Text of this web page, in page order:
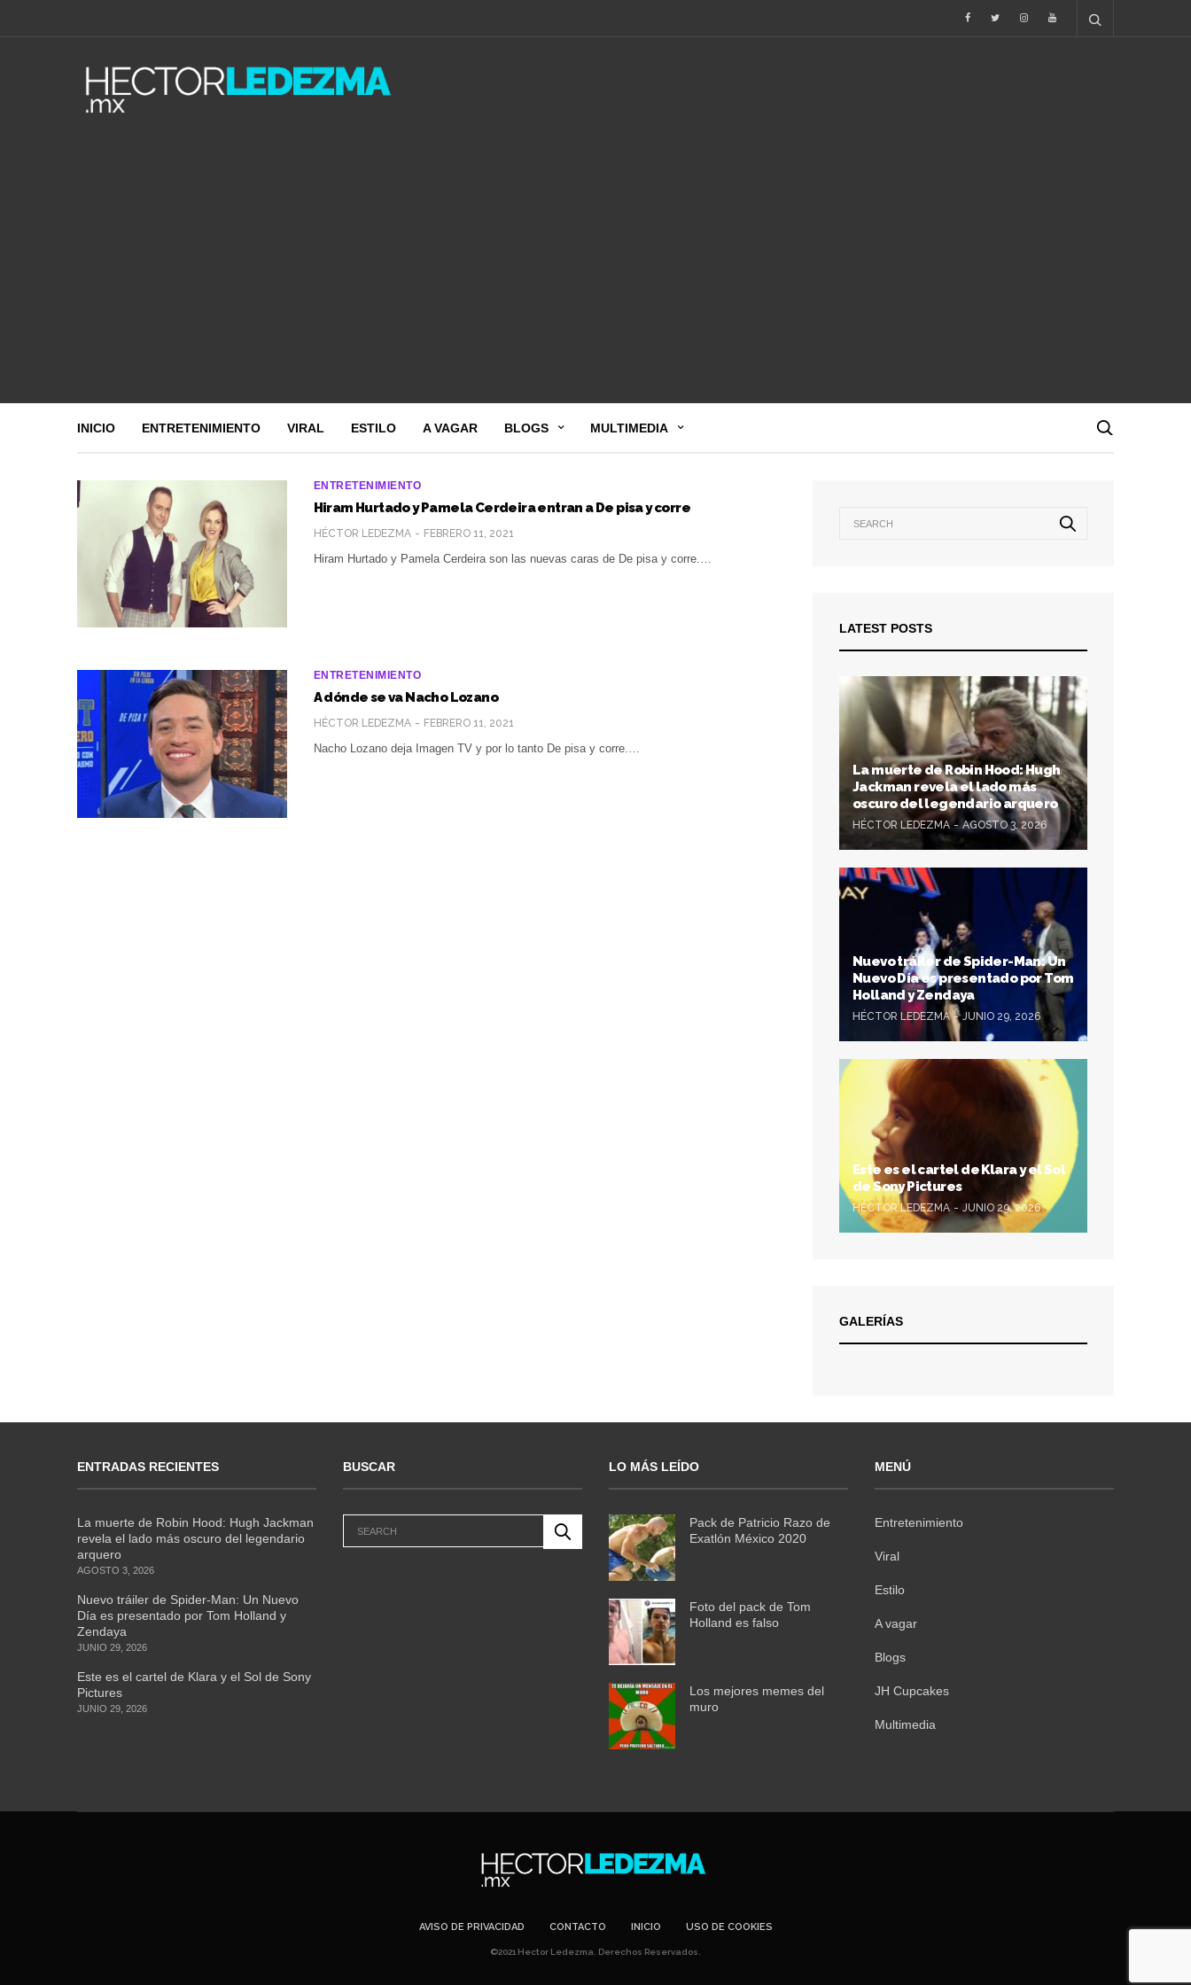
INICIO ENTRETENIMIENTO VIRAL ESTILO A VAGAR BLOGS MULTIMEDIA
ENTRETENIMIENTO
Hiram Hurtado y Pamela Cerdeira entran a De pisa y corre
HÉCTOR LEDEZMA FEBRERO 11, 2021
Hiram Hurtado y Pamela Cerdeira son las nuevas caras de De pisa y corre.…
ENTRETENIMIENTO
A dónde se va Nacho Lozano
HÉCTOR LEDEZMA FEBRERO 11, 2021
Nacho Lozano deja Imagen TV y por lo tanto De pisa y corre.…
LATEST POSTS
La muerte de Robin Hood: Hugh
Jackman revela el lado más
oscuro del legendario arquero
HÉCTOR LEDEZMA AGOSTO 3, 2026
Nuevo tráiler de Spider-Man: Un
Nuevo Día es presentado por Tom
Holland y Zendaya
HÉCTOR LEDEZMA JUNIO 29, 2026
Este es el cartel de Klara y el Sol
de Sony Pictures
HÉCTOR LEDEZMA JUNIO 29, 2026
GALERÍAS
ENTRADAS RECIENTES
La muerte de Robin Hood: Hugh Jackman
revela el lado más oscuro del legendario
arquero
AGOSTO 3, 2026
Nuevo tráiler de Spider-Man: Un Nuevo
Día es presentado por Tom Holland y
Zendaya
JUNIO 29, 2026
Este es el cartel de Klara y el Sol de Sony
Pictures
JUNIO 29, 2026
BUSCAR LO MÁS LEÍDO
Pack de Patricio Razo de
Exatlón México 2020
Foto del pack de Tom
Holland es falso
Los mejores memes del
muro
MENÚ
Entretenimiento
Viral
Estilo
A vagar
Blogs
JH Cupcakes
Multimedia
AVISO DE PRIVACIDAD CONTACTO INICIO USO DE COOKIES
©2021 Hector Ledezma. Derechos Reservados.